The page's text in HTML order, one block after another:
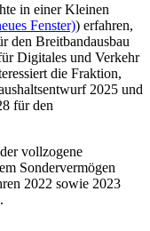
in einer Kleinen
Fenster)) erfahren,
den Breitbandausbau
Digitales und Verkehr
die Fraktion,
2025 und
für den
vollzogene
Sondervermögen
2022 sowie 2023